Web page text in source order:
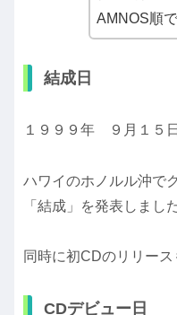
AMNOS順
結成日
１９９９年 ９月１５日
ハワイのホノルル沖で
「結成」を発表しました
同時に初CDのリリース
CDデビュー日